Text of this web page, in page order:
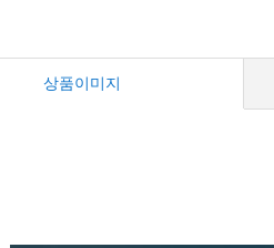
상품이미지